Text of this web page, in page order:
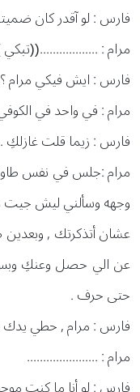
فارس : لو آقدر كان
مرام :
فارس : ايش فيكي مرام ؟
مرام : في واحد في
فارس : زيما قلت غازلكِ .
مرام :جلس في نفس
وجهه وسألني ليش
عشان أتذكرتك ,
عن الي حصل وعنكِ وبس
حتى حرف .
فارس : مرام , حطي يدك
مرام : ......................